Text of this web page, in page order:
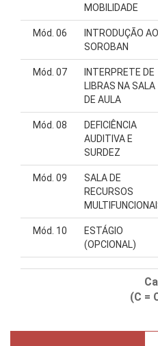
MOBILIDADE
Mód. 06
INTRODUÇÃO AO
SOROBAN
Mód. 07
INTERPRETE DE
LIBRAS NA SALA
DE AULA
Mód. 08
DEFICIÊNCIA
AUDITIVA E
SURDEZ
Mód. 09
SALA DE
RECURSOS
Mód. 10
ESTÁGIO
(OPCIONAL)
(C